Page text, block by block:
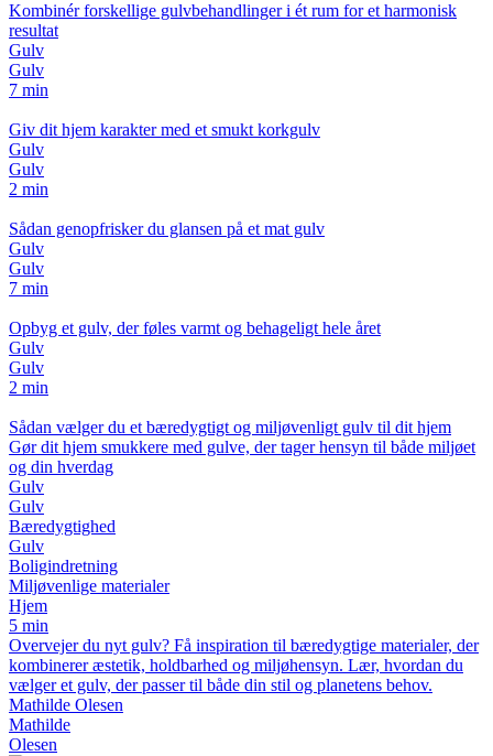
Kombinér forskellige gulvbehandlinger i ét rum for et harmonisk
resultat
Gulv
Gulv
7 min
Giv dit hjem karakter med et smukt korkgulv
Gulv
Gulv
2 min
Sådan genopfrisker du glansen på et mat gulv
Gulv
Gulv
7 min
Opbyg et gulv, der føles varmt og behageligt hele året
Gulv
Gulv
2 min
Sådan vælger du et bæredygtigt og miljøvenligt gulv til dit hjem
Gør dit hjem smukkere med gulve, der tager hensyn til både miljøet
og din hverdag
Gulv
Gulv
Bæredygtighed
Gulv
Boligindretning
Miljøvenlige materialer
Hjem
5 min
Overvejer du nyt gulv? Få inspiration til bæredygtige materialer, der
kombinerer æstetik, holdbarhed og miljøhensyn. Lær, hvordan du
vælger et gulv, der passer til både din stil og planetens behov.
Mathilde Olesen
Mathilde
Olesen